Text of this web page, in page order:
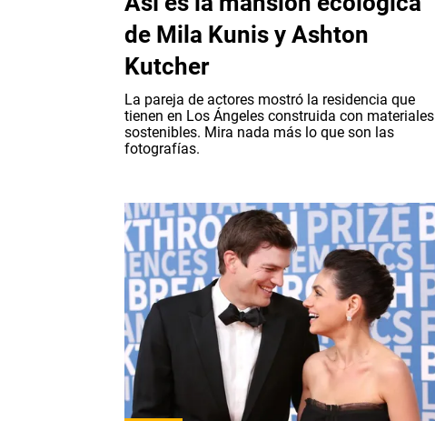
de Mila Kunis y Ashton
Kutcher
La pareja de actores mostró la residencia que
tienen en Los Ángeles construida con materiales
sostenibles. Mira nada más lo que son las
fotografías.